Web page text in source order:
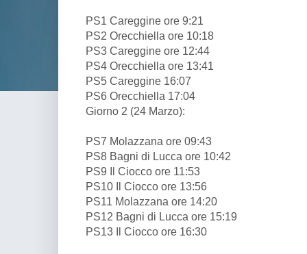
PS1 Careggine ore 9:21
PS2 Orecchiella ore 10:18
PS3 Careggine ore 12:44
PS4 Orecchiella ore 13:41
PS5 Careggine 16:07
PS6 Orecchiella 17:04
Giorno 2 (24 Marzo):
PS7 Molazzana ore 09:43
PS8 Bagni di Lucca ore 10:42
PS9 Il Ciocco ore 11:53
PS10 Il Ciocco ore 13:56
PS11 Molazzana ore 14:20
PS12 Bagni di Lucca ore 15:19
PS13 Il Ciocco ore 16:30